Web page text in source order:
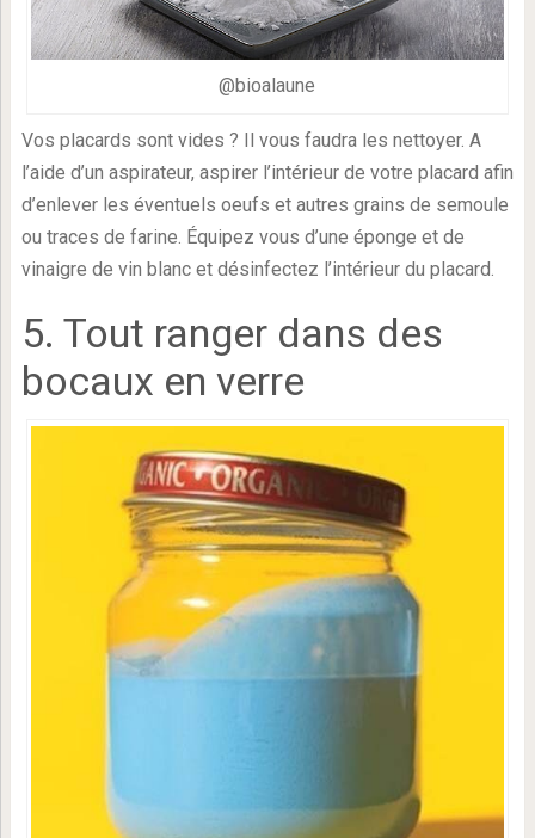
@bioalaune
Vos placards sont vides ? Il vous faudra les nettoyer. A
l’aide d’un aspirateur, aspirer l’intérieur de votre placard afin
d’enlever les éventuels oeufs et autres grains de semoule
ou traces de farine. Équipez vous d’une éponge et de
vinaigre de vin blanc et désinfectez l’intérieur du placard.
5. Tout ranger dans des
bocaux en verre